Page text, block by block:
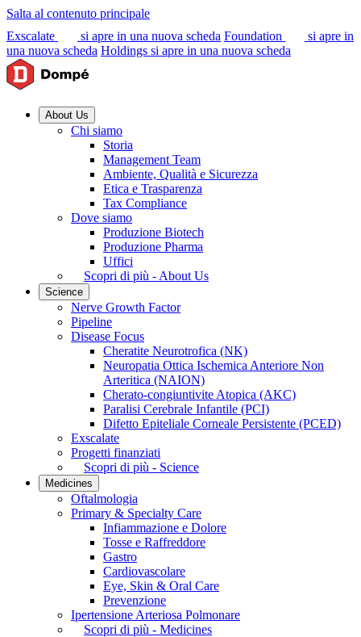
Salta al contenuto principale
Exscalate
si apre in una nuova scheda Foundation
si apre in
una nuova scheda Holdings si apre in una nuova scheda
About Us
Chi siamo
Storia
Management Team
Ambiente, Qualità e Sicurezza
Etica e Trasparenza
Tax Compliance
Dove siamo
Produzione Biotech
Produzione Pharma
Uffici
Scopri di più - About Us
Science
Nerve Growth Factor
Pipeline
Disease Focus
Cheratite Neurotrofica (NK)
Neuropatia Ottica Ischemica Anteriore Non
Arteritica (NAION)
Cherato-congiuntivite Atopica (AKC)
Paralisi Cerebrale Infantile (PCI)
Difetto Epiteliale Corneale Persistente (PCED)
Exscalate
Progetti finanziati
Scopri di più - Science
Medicines
Oftalmologia
Primary & Specialty Care
Infiammazione e Dolore
Tosse e Raffreddore
Gastro
Cardiovascolare
Eye, Skin & Oral Care
Prevenzione
Ipertensione Arteriosa Polmonare
Scopri di più - Medicines